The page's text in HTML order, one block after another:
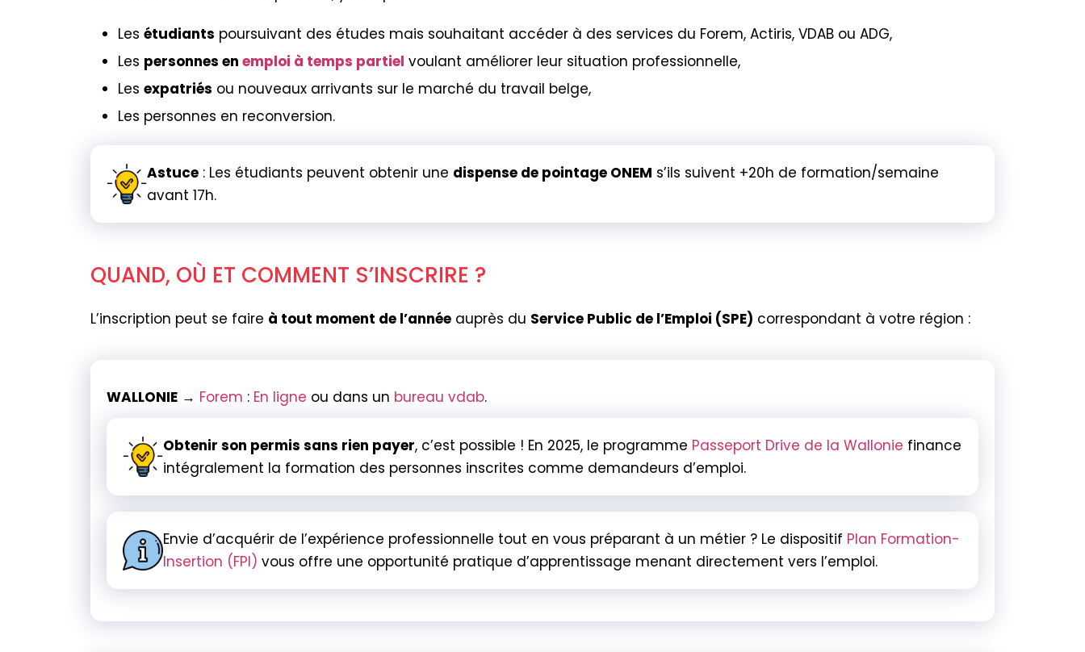
Les étudiants poursuivant des études mais souhaitant accéder à des services du Forem, Actiris, VDAB ou ADG,
Les personnes en emploi à temps partiel voulant améliorer leur situation professionnelle,
Les expatriés ou nouveaux arrivants sur le marché du travail belge,
Les personnes en reconversion.
Astuce : Les étudiants peuvent obtenir une dispense de pointage ONEM s’ils suivent +20h de formation/semaine
avant 17h.
QUAND, OÙ ET COMMENT S’INSCRIRE ?
L’inscription peut se faire à tout moment de l’année auprès du Service Public de l’Emploi (SPE) correspondant à votre région :
WALLONIE → Forem : En ligne ou dans un bureau vdab.
Obtenir son permis sans rien payer, c’est possible ! En 2025, le programme Passeport Drive de la Wallonie finance
intégralement la formation des personnes inscrites comme demandeurs d’emploi.
Envie d’acquérir de l’expérience professionnelle tout en vous préparant à un métier ? Le dispositif Plan Formation-
Insertion (FPI) vous offre une opportunité pratique d’apprentissage menant directement vers l’emploi.